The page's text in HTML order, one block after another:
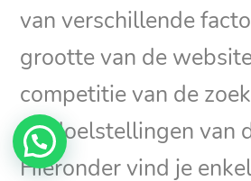
van verschillende
grootte van de
competitie van de
de doelstellingen van
Hieronder vind je